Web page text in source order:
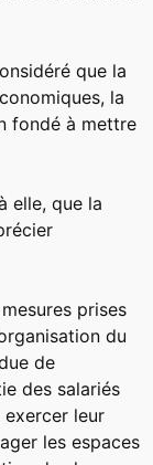
que la
la
fondé à mettre
elle, que la
prises
du
de
des salariés
leur
les espaces